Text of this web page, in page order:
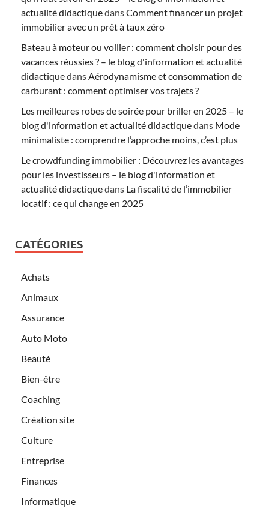
actualité didactiquedansComment financer un projet
immobilier avec un prêt à taux zéro
Bateau à moteur ou voilier : comment choisir pour des
vacances réussies ? – le blog d'information et actualité
didactiquedansAérodynamisme et consommation de
carburant : comment optimiser vos trajets ?
Les meilleures robes de soirée pour briller en 2025 – le
blog d'information et actualité didactiquedans Mode
minimaliste : comprendre l’approche moins, c’est plus
Le crowdfunding immobilier : Découvrez les avantages
pour les investisseurs – le blog d'information et
actualité didactiquedans La fiscalité de l’immobilier
locatif : ce qui change en 2025
CATÉGORIES
Achats
Animaux
Assurance
Auto Moto
Beauté
Bien-être
Coaching
Création site
Culture
Entreprise
Finances
Informatique